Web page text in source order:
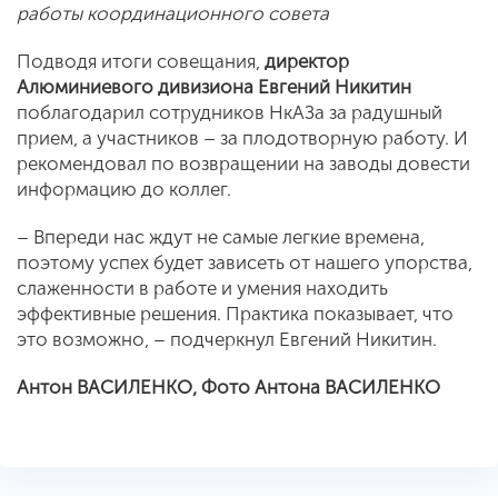
работы координационного совета
Подводя итоги совещания, директор
Алюминиевого дивизиона Евгений Никитин
поблагодарил сотрудников НкАЗа за радушный
прием, а участников – за плодотворную работу. И
рекомендовал по возвращении на заводы довести
информацию до коллег.
– Впереди нас ждут не самые легкие времена,
поэтому успех будет зависеть от нашего упорства,
слаженности в работе и умения находить
эффективные решения. Практика показывает, что
это возможно, – подчеркнул Евгений Никитин.
Антон ВАСИЛЕНКО, Фото Антона ВАСИЛЕНКО